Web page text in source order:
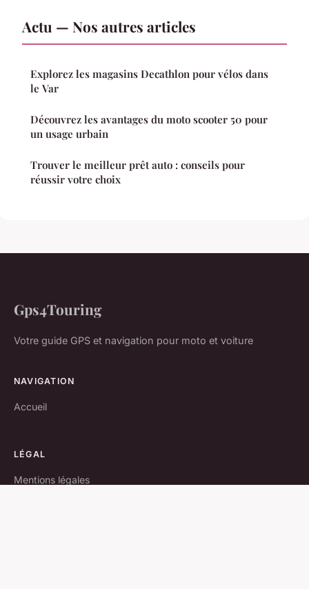
Actu — Nos autres articles
Explorez les magasins Decathlon pour vélos dans
le Var
Découvrez les avantages du moto scooter 50 pour
un usage urbain
Trouver le meilleur prêt auto : conseils pour
réussir votre choix
Gps4Touring
Votre guide GPS et navigation pour moto et voiture
NAVIGATION
Accueil
LÉGAL
Mentions légales